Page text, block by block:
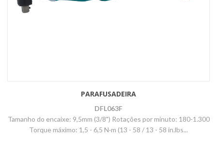
PARAFUSADEIRA
DFL063F
Tamanho do encaixe: 9,5mm (3/8") Rotações por minuto: 180-1.300
Torque máximo: 1,5 - 6,5 N·m (13 - 58 / 13 - 58 in.lbs...